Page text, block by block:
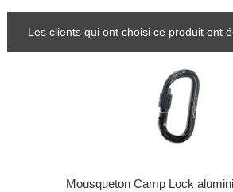
Les clients qui ont choisi ce produit ont
Mousqueton Camp Lock